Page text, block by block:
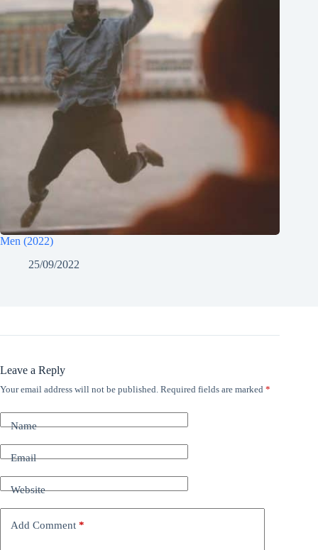
Men (2022)
25/09/2022
Leave a Reply
Your email address will not be published. Required fields are marked *
Name
Email
Website
Add Comment *